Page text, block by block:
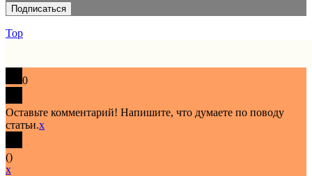
Top
0
Оставьте комментарий! Напишите, что думаете по поводу
статьи.x
()
x